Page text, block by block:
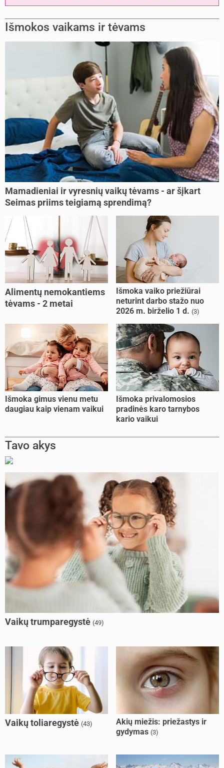
Išmokos vaikams ir tėvams
Mamadieniai ir vyresnių vaikų tėvams - ar šįkart
Seimas priims teigiamą sprendimą?
Alimentų nemokantiems
tėvams - 2 metai
Išmoka vaiko priežiūrai
neturint darbo stažo nuo
2026 m. birželio 1 d. (3)
Išmoka gimus vienu metu
daugiau kaip vienam vaikui
Išmoka privalomosios
pradinės karo tarnybos
kario vaikui
Tavo akys
Vaikų trumparegystė (49)
Vaikų toliaregystė (43)
Akių miežis: priežastys ir
gydymas (3)